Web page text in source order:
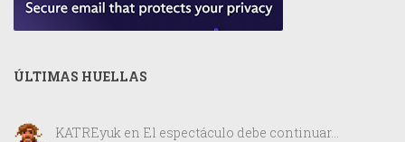
ÚLTIMAS HUELLAS
KATREyuk en El espectáculo debe continuar…